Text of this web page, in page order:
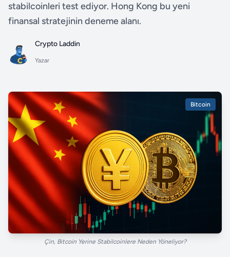
stabilcoinleri test ediyor. Hong Kong bu yeni
finansal stratejinin deneme alanı.
Crypto Laddin
Yazar
Bitcoin
Çin, Bitcoin Yerine Stabilcoinlere Neden Yöneliyor?